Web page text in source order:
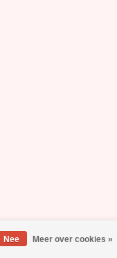
Nee Meer over cookies »